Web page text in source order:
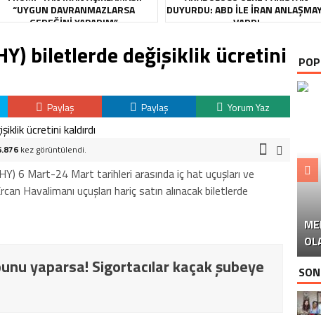
“UYGUN DAVRANMAZLARSA
GEREĞINI YAPARIM”
DUYURDU: ABD ILE İRAN
VARDI
biletlerde değişiklik ücretini
Paylaş Paylaş Yorum Yaz
kez görüntülendi.
6 Mart-24 Mart tarihleri arasında iç hat uçuşları ve
Havalimanı uçuşları hariç satın alınacak biletlerde
yaparsa! Sigortacılar kaçak şubeye